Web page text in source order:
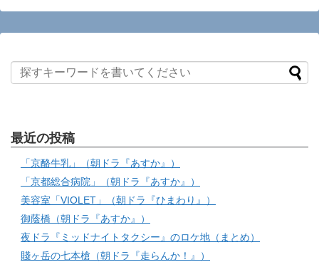
最近の投稿
「京酪牛乳」（朝ドラ『あすか』）
「京都総合病院」（朝ドラ『あすか』）
美容室「VIOLET」（朝ドラ『ひまわり』）
御蔭橋（朝ドラ『あすか』）
夜ドラ『ミッドナイトタクシー』のロケ地（まとめ）
賤ヶ岳の七本槍（朝ドラ『走らんか！』）